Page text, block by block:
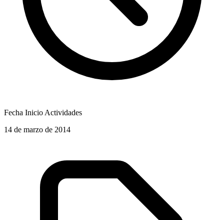
Fecha Inicio Actividades
14 de marzo de 2014